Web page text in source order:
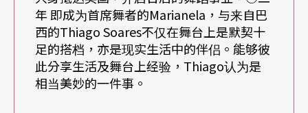
作，与优秀的俄国舞者巴瑞辛尼可夫（Mikhail Bary
shnikov）与蕾丝莉．克莉儿（Lesley Collier）合
作，并且混合了英式与俄式两派的风格。我想拉赫
玛尼诺夫的音乐是大家熟悉的，对也容易欣赏。最
年 即成为首席舞者的Marianela，与来自巴
西的Thiago Soares不仅在舞台上是默契十
足的搭档，亦是现实生活中的伴侣。能够彼
此分享生活及舞台上经验，Thiago认为是
相当美妙的一件事。